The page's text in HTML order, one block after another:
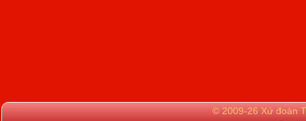
© 2009-26 Xứ đoàn